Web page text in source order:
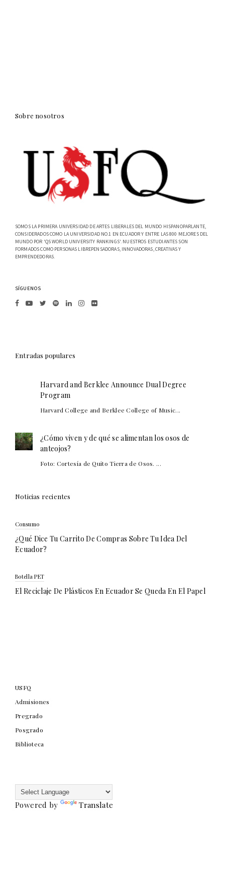
Sobre nosotros
SOMOS LA PRIMERA UNIVERSIDAD DE ARTES LIBERALES DEL MUNDO HISPANOPARLANTE,
CONSIDERADOS COMO LA UNIVERSIDAD NO.1 EN ECUADOR Y ENTRE LAS 800 MEJORES DEL
MUNDO POR 'QS WORLD UNIVERSITY RANKINGS'. NUESTROS ESTUDIANTES SON
FORMADOS COMO PERSONAS LIBREPENSADORAS, INNOVADORAS, CREATIVAS Y
EMPRENDEDORAS.
SÍGUENOS
Entradas populares
Harvard and Berklee Announce Dual Degree
Program
Harvard College and Berklee College of Music...
¿Cómo viven y de qué se alimentan los osos de
anteojos?
Foto: Cortesía de Quito Tierra de Osos. ...
Noticias recientes
Consumo
¿Qué Dice Tu Carrito De Compras Sobre Tu Idea Del
Ecuador?
Botella PET
El Reciclaje De Plásticos En Ecuador Se Queda En El Papel
USFQ
Admisiones
Pregrado
Posgrado
Biblioteca
Powered by Translate